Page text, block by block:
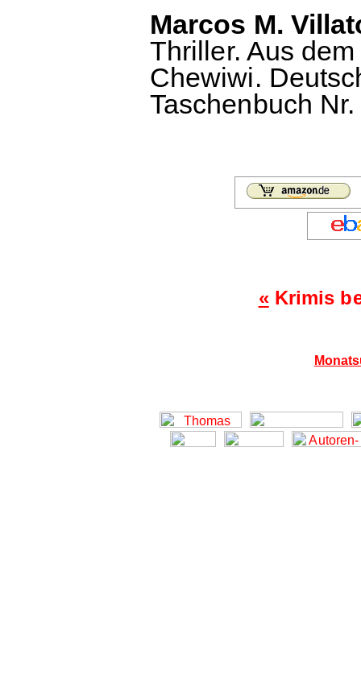
Marcos M.
Thriller. Aus
Chewiwi.
Taschenbuch
«Krimis